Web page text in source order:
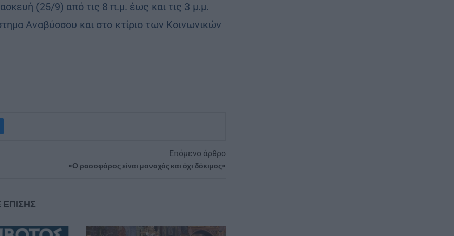
(25/9) από τις 8 π.μ. έως και τις 3 μ.μ.
Αναβύσσου και στο κτίριο των Κοινωνικών
Επόμενο άρθρο
«Ο ρασοφόρος είναι μοναχός και όχι δόκιμος»
ΕΠΙΣΗΣ